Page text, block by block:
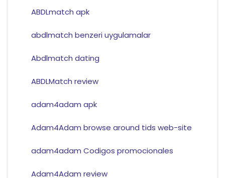
ABDLmatch apk
abdlmatch benzeri uygulamalar
Abdlmatch dating
ABDLMatch review
adam4adam apk
Adam4Adam browse around tids web-site
adam4adam Codigos promocionales
Adam4Adam review